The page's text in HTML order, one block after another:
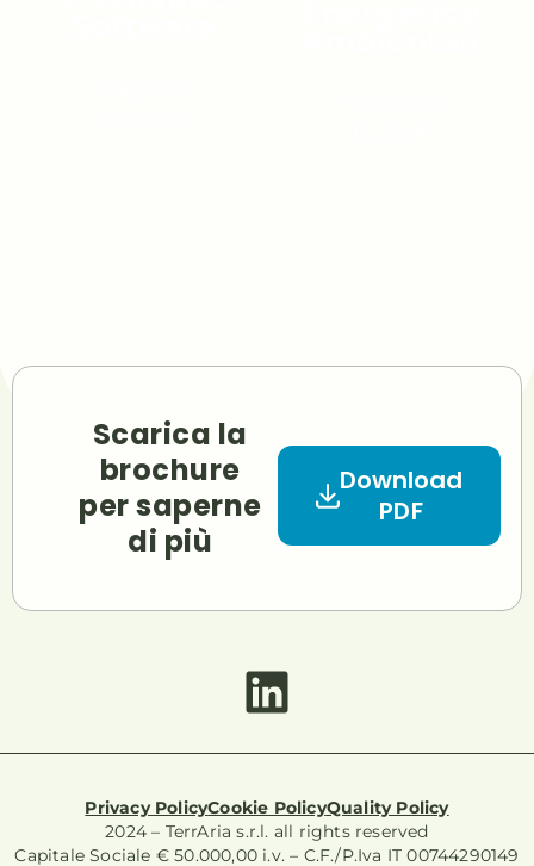
Scarica la
brochure
per saperne
di più
Download
PDF
Privacy PolicyCookie PolicyQuality Policy
2024 – TerrAria s.r.l. all rights reserved
Capitale Sociale € 50.000,00 i.v. – C.F./P.Iva IT 00744290149